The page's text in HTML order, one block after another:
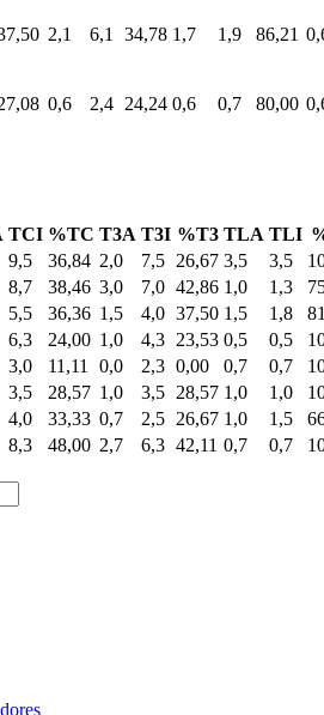
2,1 6,1 34,78 1,7 1,9 86,21
0,6 2,4 24,24 0,6 0,7 80,00
TCI %TC T3A T3I %T3 TLA TLI
9,5 36,84 2,0 7,5 26,67 3,5 3,5
8,7 38,46 3,0 7,0 42,86 1,0 1,3
5,5 36,36 1,5 4,0 37,50 1,5 1,8
6,3 24,00 1,0 4,3 23,53 0,5 0,5
3,0 11,11 0,0 2,3 0,00 0,7 0,7
3,5 28,57 1,0 3,5 28,57 1,0 1,0
4,0 33,33 0,7 2,5 26,67 1,0 1,5
8,3 48,00 2,7 6,3 42,11 0,7 0,7